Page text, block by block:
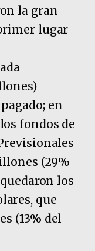
la gran
lugar
en
fondos de
(29%
los
que
(13% del